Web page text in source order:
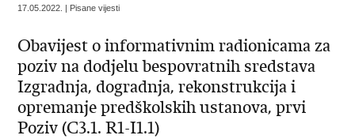
17.05.2022. | Pisane vijesti
Obavijest o informativnim radionicama za
poziv na dodjelu bespovratnih sredstava
Izgradnja, dogradnja, rekonstrukcija i
opremanje predškolskih ustanova, prvi
Poziv (C3.1. R1-I1.1)